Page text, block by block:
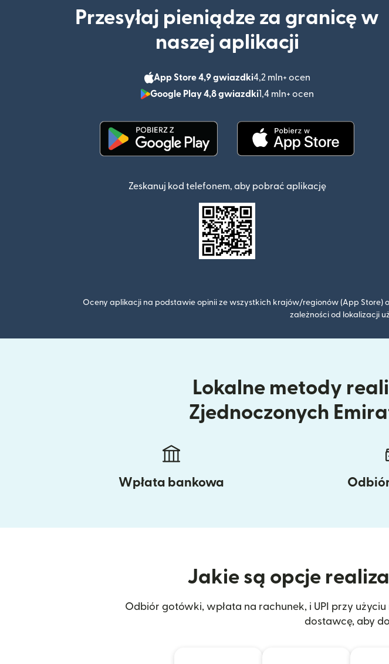
Przesyłaj pieniądze za granicę w
naszej aplikacji
App Store 4,9 gwiazdki4,2 mln+ ocen
(otwiera się w
Google Play 4,8 gwiazdki1,4 mln+ ocen
(otwiera się w
Zeskanuj kod telefonem, aby pobrać aplikację
Oceny aplikacji na podstawie opinii ze wszystkich krajów/regionów (App Store)
zależności od lokalizacji
Lokalne metody
Zjednoczonych
Wpłata bankowa
Jakie są opcje
Odbiór gotówki, wpłata na rachunek, i UPI przy
dostawcę, aby